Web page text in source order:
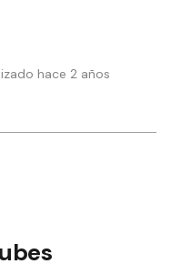
hace 2 años